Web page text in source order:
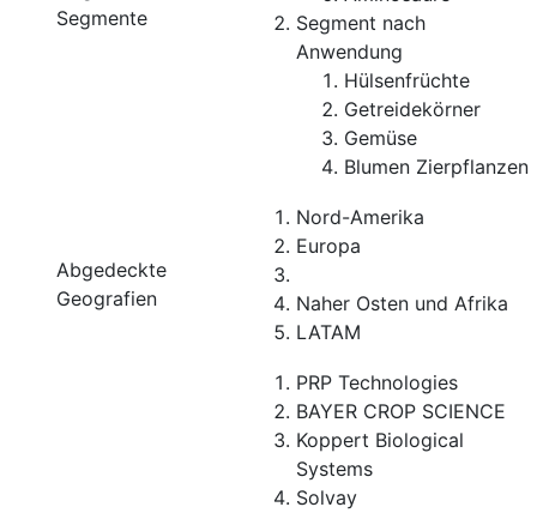
Segmente
Segment nach
Anwendung
Hülsenfrüchte
Getreidekörner
Gemüse
Blumen Zierpflanzen
Abgedeckte
Geografien
Nord-Amerika
Europa
Naher Osten und Afrika
LATAM
PRP Technologies
BAYER CROP SCIENCE
Koppert Biological
Systems
Solvay